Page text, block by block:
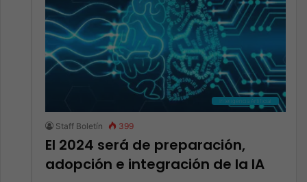
Inteligencia Artificial
Staff Boletín 399
El 2024 será de preparación,
adopción e integración de la IA